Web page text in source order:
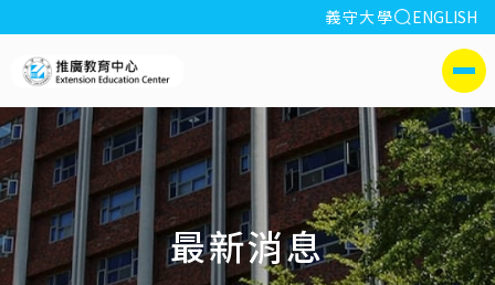
:::
義守大學 全站搜索
ENGLISH
側選單
最新消息